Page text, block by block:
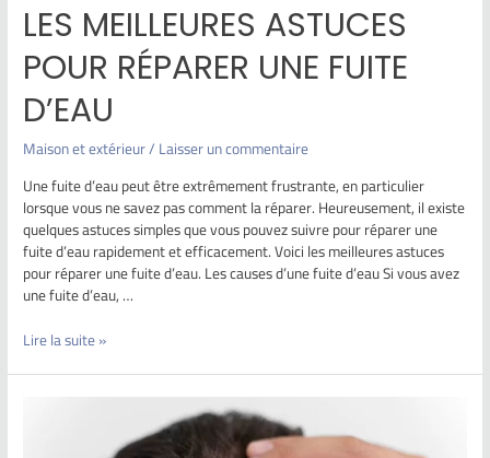
LES MEILLEURES ASTUCES
POUR RÉPARER UNE FUITE
D’EAU
Maison et extérieur/Laisser un commentaire
Une fuite d’eau peut être extrêmement frustrante, en particulier
lorsque vous ne savez pas comment la réparer. Heureusement, il existe
quelques astuces simples que vous pouvez suivre pour réparer une
fuite d’eau rapidement et efficacement. Voici les meilleures astuces
pour réparer une fuite d’eau. Les causes d’une fuite d’eau Si vous avez
une fuite d’eau, …
Lire la suite »